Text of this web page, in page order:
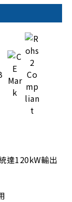
達120kW輸出